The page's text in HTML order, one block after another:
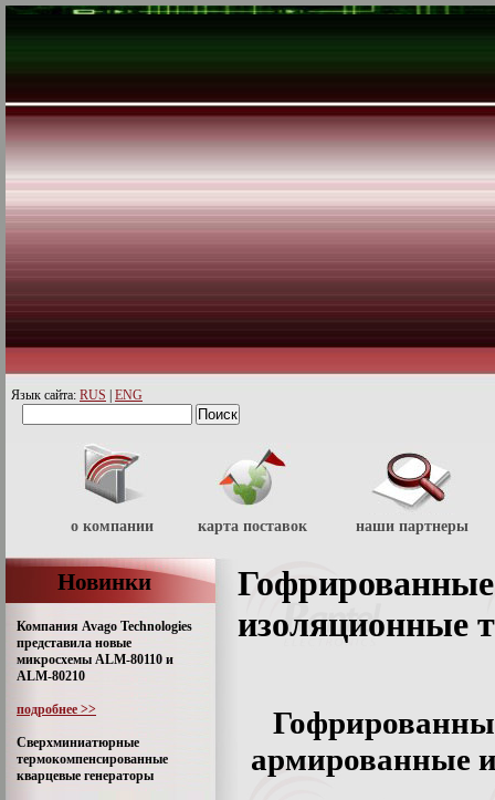
Язык сайта: RUS ENG
о компании карта поставок наши партнеры
Новинки
Компания Avago Technologies
представила новые
микросхемы ALM-80110 и
ALM-80210
подробнее >>
Сверхминиатюрные
термокомпенсированные
кварцевые генераторы
изоляционные
армированные